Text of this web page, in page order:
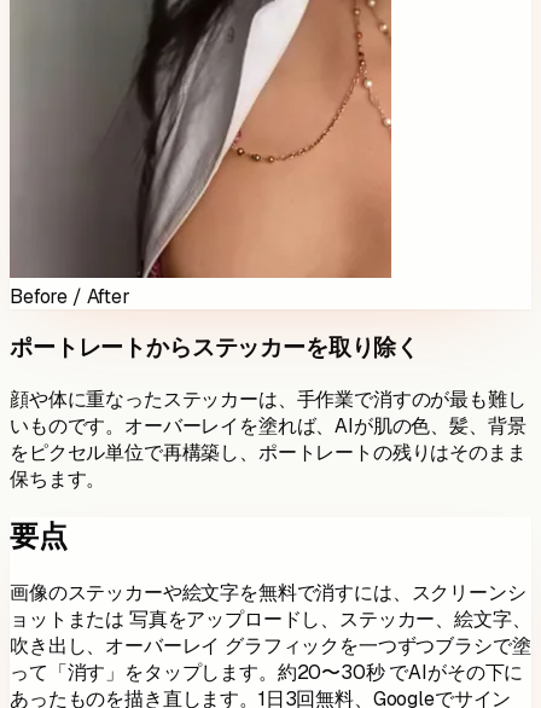
Before / After
ポートレートからステッカーを取り除く
顔や体に重なったステッカーは、手作業で消すのが最も難し
いものです。オーバーレイを塗れば、AIが肌の色、髪、背景
をピクセル単位で再構築し、ポートレートの残りはそのまま
保ちます。
要点
画像のステッカーや絵文字を無料で消すには、スクリーンシ
ョットまたは 写真をアップロードし、ステッカー、絵文字、
吹き出し、オーバーレイ グラフィックを一つずつブラシで塗
って「消す」をタップします。約20〜30秒 でAIがその下に
あったものを描き直します。1日3回無料、Googleでサイン